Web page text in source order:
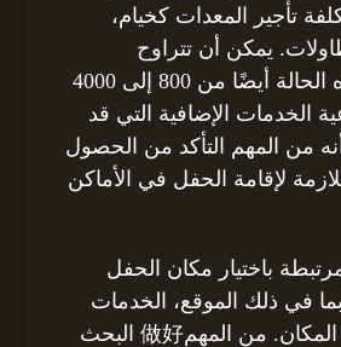
تأجير المعدات كخيام،
يمكن أن تتراوح
التكاليف في هذه الحالة أيضًا من 800 إلى 4000
الخدمات الإضافية التي قد
أنه من المهم التأكد من الحصول
لإقامة الحفل في الأماكن
باختيار مكان الحفل
في ذلك الموقع، الخدمات
المقدمة، وسعة المكان. من المهم做好 البحث